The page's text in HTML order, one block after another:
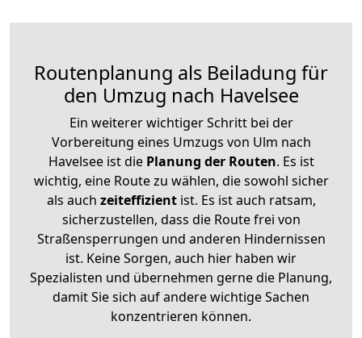
Routenplanung als Beiladung für
den Umzug nach Havelsee
Ein weiterer wichtiger Schritt bei der
Vorbereitung eines Umzugs von Ulm nach
Havelsee ist diePlanung der Routen. Es ist
wichtig, eine Route zu wählen, die sowohl sicher
als auch zeiteffizientist. Es ist auch ratsam,
sicherzustellen, dass die Route frei von
Straßensperrungen und anderen Hindernissen
ist. Keine Sorgen, auch hier haben wir
Spezialisten und übernehmen gerne die Planung,
damit Sie sich auf andere wichtige Sachen
konzentrieren können.